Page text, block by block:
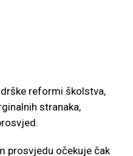
reformi školstva,
stranaka,
prosvjedu očekuje čak